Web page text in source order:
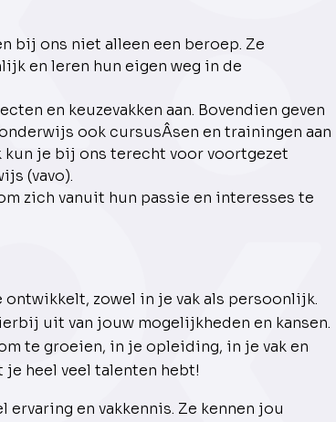
bij ons niet alleen een beroep. Ze
en leren hun eigen weg in de
en keuzevakken aan. Bovendien geven
ook cursusÂ­sen en trainingen aan
je bij ons terecht voor voortgezet
(vavo).
zich vanuit hun passie en interesses te
zowel in je vak als persoonlijk.
uit van jouw mogelijkheden en kansen.
te groeien, in je opleiding, in je vak en
heel veel talenten hebt!
en vakkennis. Ze kennen jou